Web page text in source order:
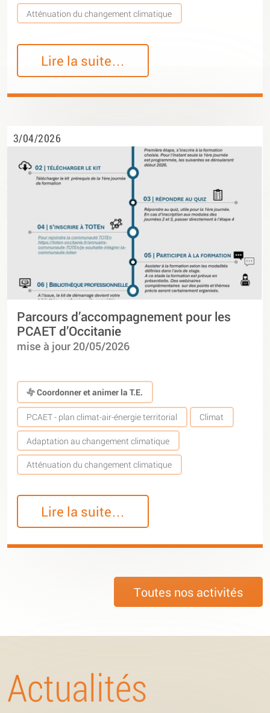
Atténuation du changement climatique
Lire la suite…
3/04/2026
Parcours d’accompagnement pour les
PCAET d’Occitanie
mise à jour 20/05/2026
Coordonner et animer la T.E.
PCAET - plan climat-air-énergie territorial Climat
Adaptation au changement climatique
Atténuation du changement climatique
Lire la suite…
Toutes nos activités
Actualités